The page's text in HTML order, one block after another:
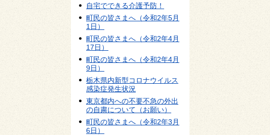
自宅でできる介護予防！
町民の皆さまへ（令和2年5月
1日）
町民の皆さまへ（令和2年4月
17日）
町民の皆さまへ（令和2年4月
9日）
栃木県内新型コロナウイルス
感染症発生状況
東京都内への不要不急の外出
の自粛について（お願い）
町民の皆さまへ（令和2年3月
6日）